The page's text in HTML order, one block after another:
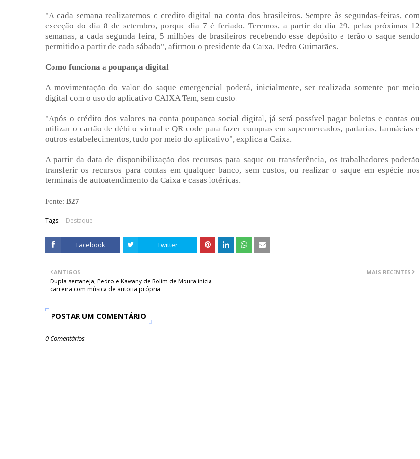
"A cada semana realizaremos o credito digital na conta dos brasileiros. Sempre às segundas-feiras, com
exceção do dia 8 de setembro, porque dia 7 é feriado. Teremos, a partir do dia 29, pelas próximas 12
semanas, a cada segunda feira, 5 milhões de brasileiros recebendo esse depósito e terão o saque sendo
permitido a partir de cada sábado", afirmou o presidente da Caixa, Pedro Guimarães.
Como funciona a poupança digital
A movimentação do valor do saque emergencial poderá, inicialmente, ser realizada somente por meio
digital com o uso do aplicativo CAIXA Tem, sem custo.
"Após o crédito dos valores na conta poupança social digital, já será possível pagar boletos e contas ou
utilizar o cartão de débito virtual e QR code para fazer compras em supermercados, padarias, farmácias e
outros estabelecimentos, tudo por meio do aplicativo", explica a Caixa.
A partir da data de disponibilização dos recursos para saque ou transferência, os trabalhadores poderão
transferir os recursos para contas em qualquer banco, sem custos, ou realizar o saque em espécie nos
terminais de autoatendimento da Caixa e casas lotéricas.
Fonte: B27
Tags: Destaque
Facebook Twitter
MAIS RECENTES
ANTIGOS
Dupla sertaneja, Pedro e Kawany de Rolim de Moura inicia
carreira com música de autoria própria
POSTAR UM COMENTÁRIO
0 Comentários